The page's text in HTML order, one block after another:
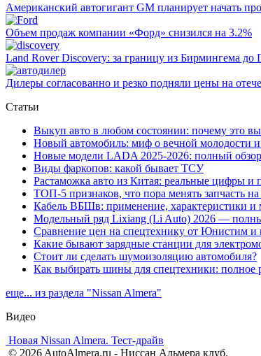
Американский автогигант GM планирует начать
Объем продаж компании «Форд» снизился на 3.2%
Land Rover Dіscovery: за границу из Бирмингема до
Дилеры согласованно и резко подняли цены на
Статьи
Выкуп авто в любом состоянии: почему это
Новый автомобиль: миф о вечной молодости
Новые модели LADA 2025-2026: полный
Виды фаркопов: какой бывает ТСУ
Растаможка авто из Китая: реальные цифры и
ТОП-5 признаков, что пора менять запчасть
Кабель ВБШв: применение, характеристики и
Модельный ряд Lixiang (Li Auto) 2026 —
Сравнение цен на спецтехнику от Юнистим и
Какие бывают зарядные станции для
Стоит ли сделать шумоизоляцию автомобиля?
Как выбирать шины для спецтехники: полное
еще... из раздела "Nissan Almera"
Видео
Новая Nissan Almera. Тест-драйв
© 2026 AutoAlmera.ru - Ниссан Альмера клуб.